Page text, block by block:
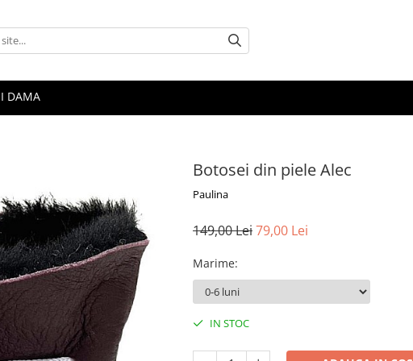
DAMA
Botosei din piele Alec
Paulina
149,00 Lei79,00 Lei
Marime:
IN STOC